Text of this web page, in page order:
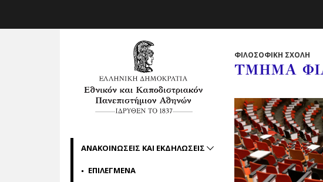
ΦΙΛΟΣΟΦΙΚΗ ΣΧΟΛΗ
ΤΜΗΜΑ
ΑΝΑΚΟΙΝΩΣΕΙΣ ΚΑΙ ΕΚΔΗΛΩΣΕΙΣ
ΕΠΙΛΕΓΜΕΝΑ